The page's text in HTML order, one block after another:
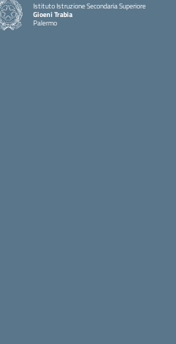
Istituto Istruzione Secondaria Superiore
Gioeni Trabia
Palermo